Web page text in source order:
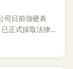
司日前強硬表
正式採取法律
台公開爆料，反